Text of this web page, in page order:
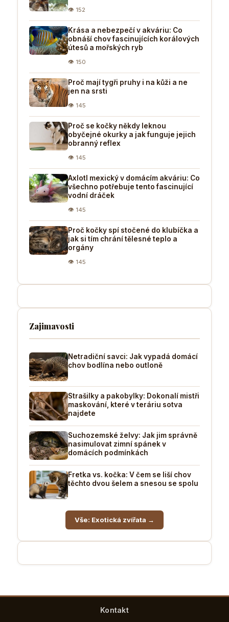
👁 152
Krása a nebezpečí v akváriu: Co
obnáší chov fascinujících korálových
útesů a mořských ryb
👁 150
Proč mají tygři pruhy i na kůži a ne
jen na srsti
👁 145
Proč se kočky někdy leknou
obyčejné okurky a jak funguje jejich
obranný reflex
👁 145
Axlotl mexický v domácím akváriu: Co
všechno potřebuje tento fascinující
vodní dráček
👁 145
Proč kočky spí stočené do klubíčka a
jak si tím chrání tělesné teplo a
orgány
👁 145
Zajimavosti
Netradiční savci: Jak vypadá domácí
chov bodlína nebo outloně
Strašilky a pakobylky: Dokonalí mistři
maskování, které v teráriu sotva
najdete
Suchozemské želvy: Jak jim správně
nasimulovat zimní spánek v
domácích podmínkách
Fretka vs. kočka: V čem se liší chov
těchto dvou šelem a snesou se spolu
Vše: Exotická zvířata →
Kontakt